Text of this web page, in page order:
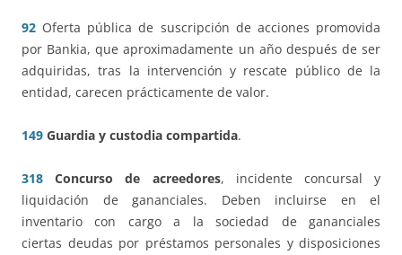
92 Oferta pública de suscripción de acciones promovida
por Bankia, que aproximadamente un año después de ser
adquiridas, tras la intervención y rescate público de la
entidad, carecen prácticamente de valor.
149 Guardia y custodia compartida.
318 Concurso de acreedores, incidente concursal y
liquidación de gananciales. Deben incluirse en el
inventario con cargo a la sociedad de gananciales
ciertas deudas por préstamos personales y disposiciones